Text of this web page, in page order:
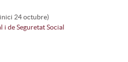
24 octubre)
de Seguretat Social